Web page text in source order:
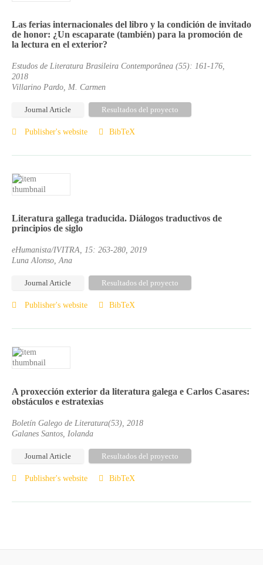
Las ferias internacionales del libro y la condición de invitado
de honor: ¿Un escaparate (también) para la promoción de
la lectura en el exterior?
Estudos de Literatura Brasileira Contemporânea (55): 161-176,
2018
Villarino Pardo, M. Carmen
Journal Article Resultados del proyecto
Publisher's website BibTeX
Literatura gallega traducida. Diálogos traductivos de
principios de siglo
eHumanista/IVITRA, 15: 263-280, 2019
Luna Alonso, Ana
Journal Article Resultados del proyecto
Publisher's website BibTeX
A proxección exterior da literatura galega e Carlos Casares:
obstáculos e estratexias
Boletín Galego de Literatura(53), 2018
Galanes Santos, Iolanda
Journal Article Resultados del proyecto
Publisher's website BibTeX